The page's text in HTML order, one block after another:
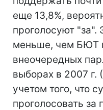
еще 13,8%,
проголосуют "за".
меньше, чем БЮТ
внеочередных
выборах в 2007 г.
учетом того, что
проголосовать